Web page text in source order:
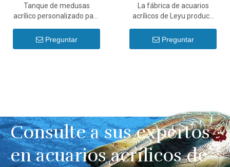
Tanque de medusas
acrílico personalizado para
estilos - Leyu
Preguntar
La fábrica de acuarios
acrílicos de Leyu produce
galones - Leyu
Preguntar
Consulte a sus expertos
en acuarios acrílicos de